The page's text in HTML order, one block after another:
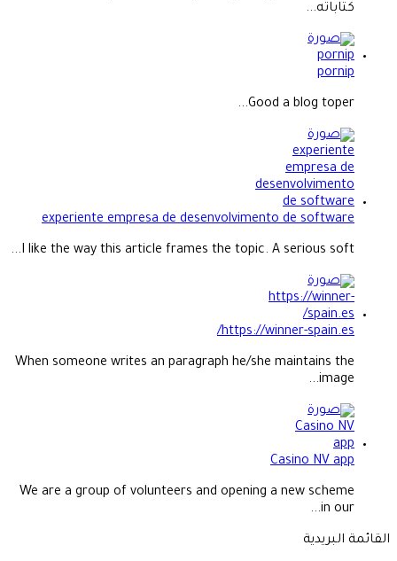
كتاباته...
pornip
Good a blog toper...
experiente empresa de desenvolvimento de software
I like the way this article frames the topic. A serious soft...
https://winner-spain.es/
When someone writes an paragraph he/she maintains the
image...
Casino NV app
We are a group of volunteers and opening a new scheme
in our...
القائمة البريدية